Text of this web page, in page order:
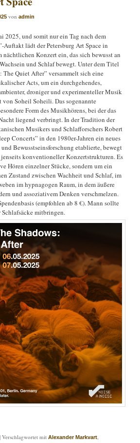
vonadmin
2025, und somit nur ein Tag nach dem
Auftakt lädt der Petersburg Art Space in
Konzert ein, das sich bewusst an
und Schlaf bewegt. Unter dem Titel
The Quiet After” versammelt sich eine
Acts, um ein durchgehendes,
droniger und experimenteller Musik
von Soheil Soheili. Das sogenannte
Form des Musikhörens, bei der das
liegend verbringt. In der Tradition der
Musikers und Schlafforschers Robert
Concerts” in den 1980er-Jahren ein neues
Bewusstseinsforschung etablierte, bewegt
konventioneller Konzertstrukturen. Es
Hören einzelner Stücke, sondern um ein
Zustand zwischen Wachheit und Schlaf, im
im hypnagogen Raum, in dem äußere
und assoziativem Denken verschmelzen.
(empfohlen ab 8 €). Mann sollte
mitbringen.
|Verschlagwortet mit Alexander Markvart,